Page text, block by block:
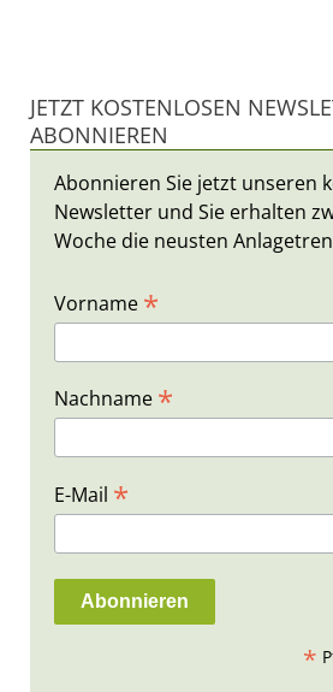
JETZT KOSTENLOSEN
ABONNIEREN
Abonnieren Sie jetzt unseren
Newsletter und Sie erhalten
Woche die neusten
Vorname *
Nachname *
E-Mail *
*